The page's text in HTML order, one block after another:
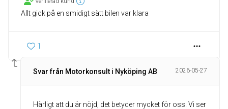
Allt gick på en smidigt sätt bilen var klara
1
Svar från Motorkonsult i Nyköping AB 2026-05-27
Härligt att du är nöjd, det betyder mycket för oss. Vi ser